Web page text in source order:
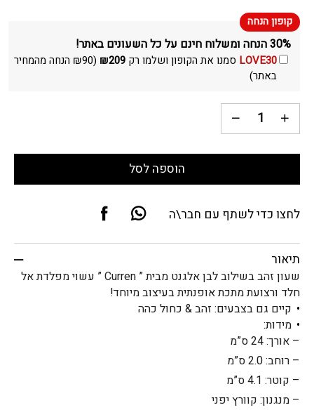
30% הנחה ומשלוח חינם על כל השעונים באתר!
LOVE30 סמנו את הקופון ושלמו רק ₪209
(
₪90
הנחה מהמחיר
באתר)
הוספה לסל
לחצו כדי לשתף עם חבר\ה
תיאור
שעון זהב בשילוב לבן אלגנט מבית ” Curren ” עשוי מפלדת אל
חלד ורצועת מתכת אופנתית בעיצוב מיוחד!
קיים גם בצבעים: זהב & כחול כהה
מידות:
– אורך: 24 ס”מ
– רוחב: 2.0 ס”מ
– קוטר: 4.1 ס”מ
– מנגנון: קוורץ יפני